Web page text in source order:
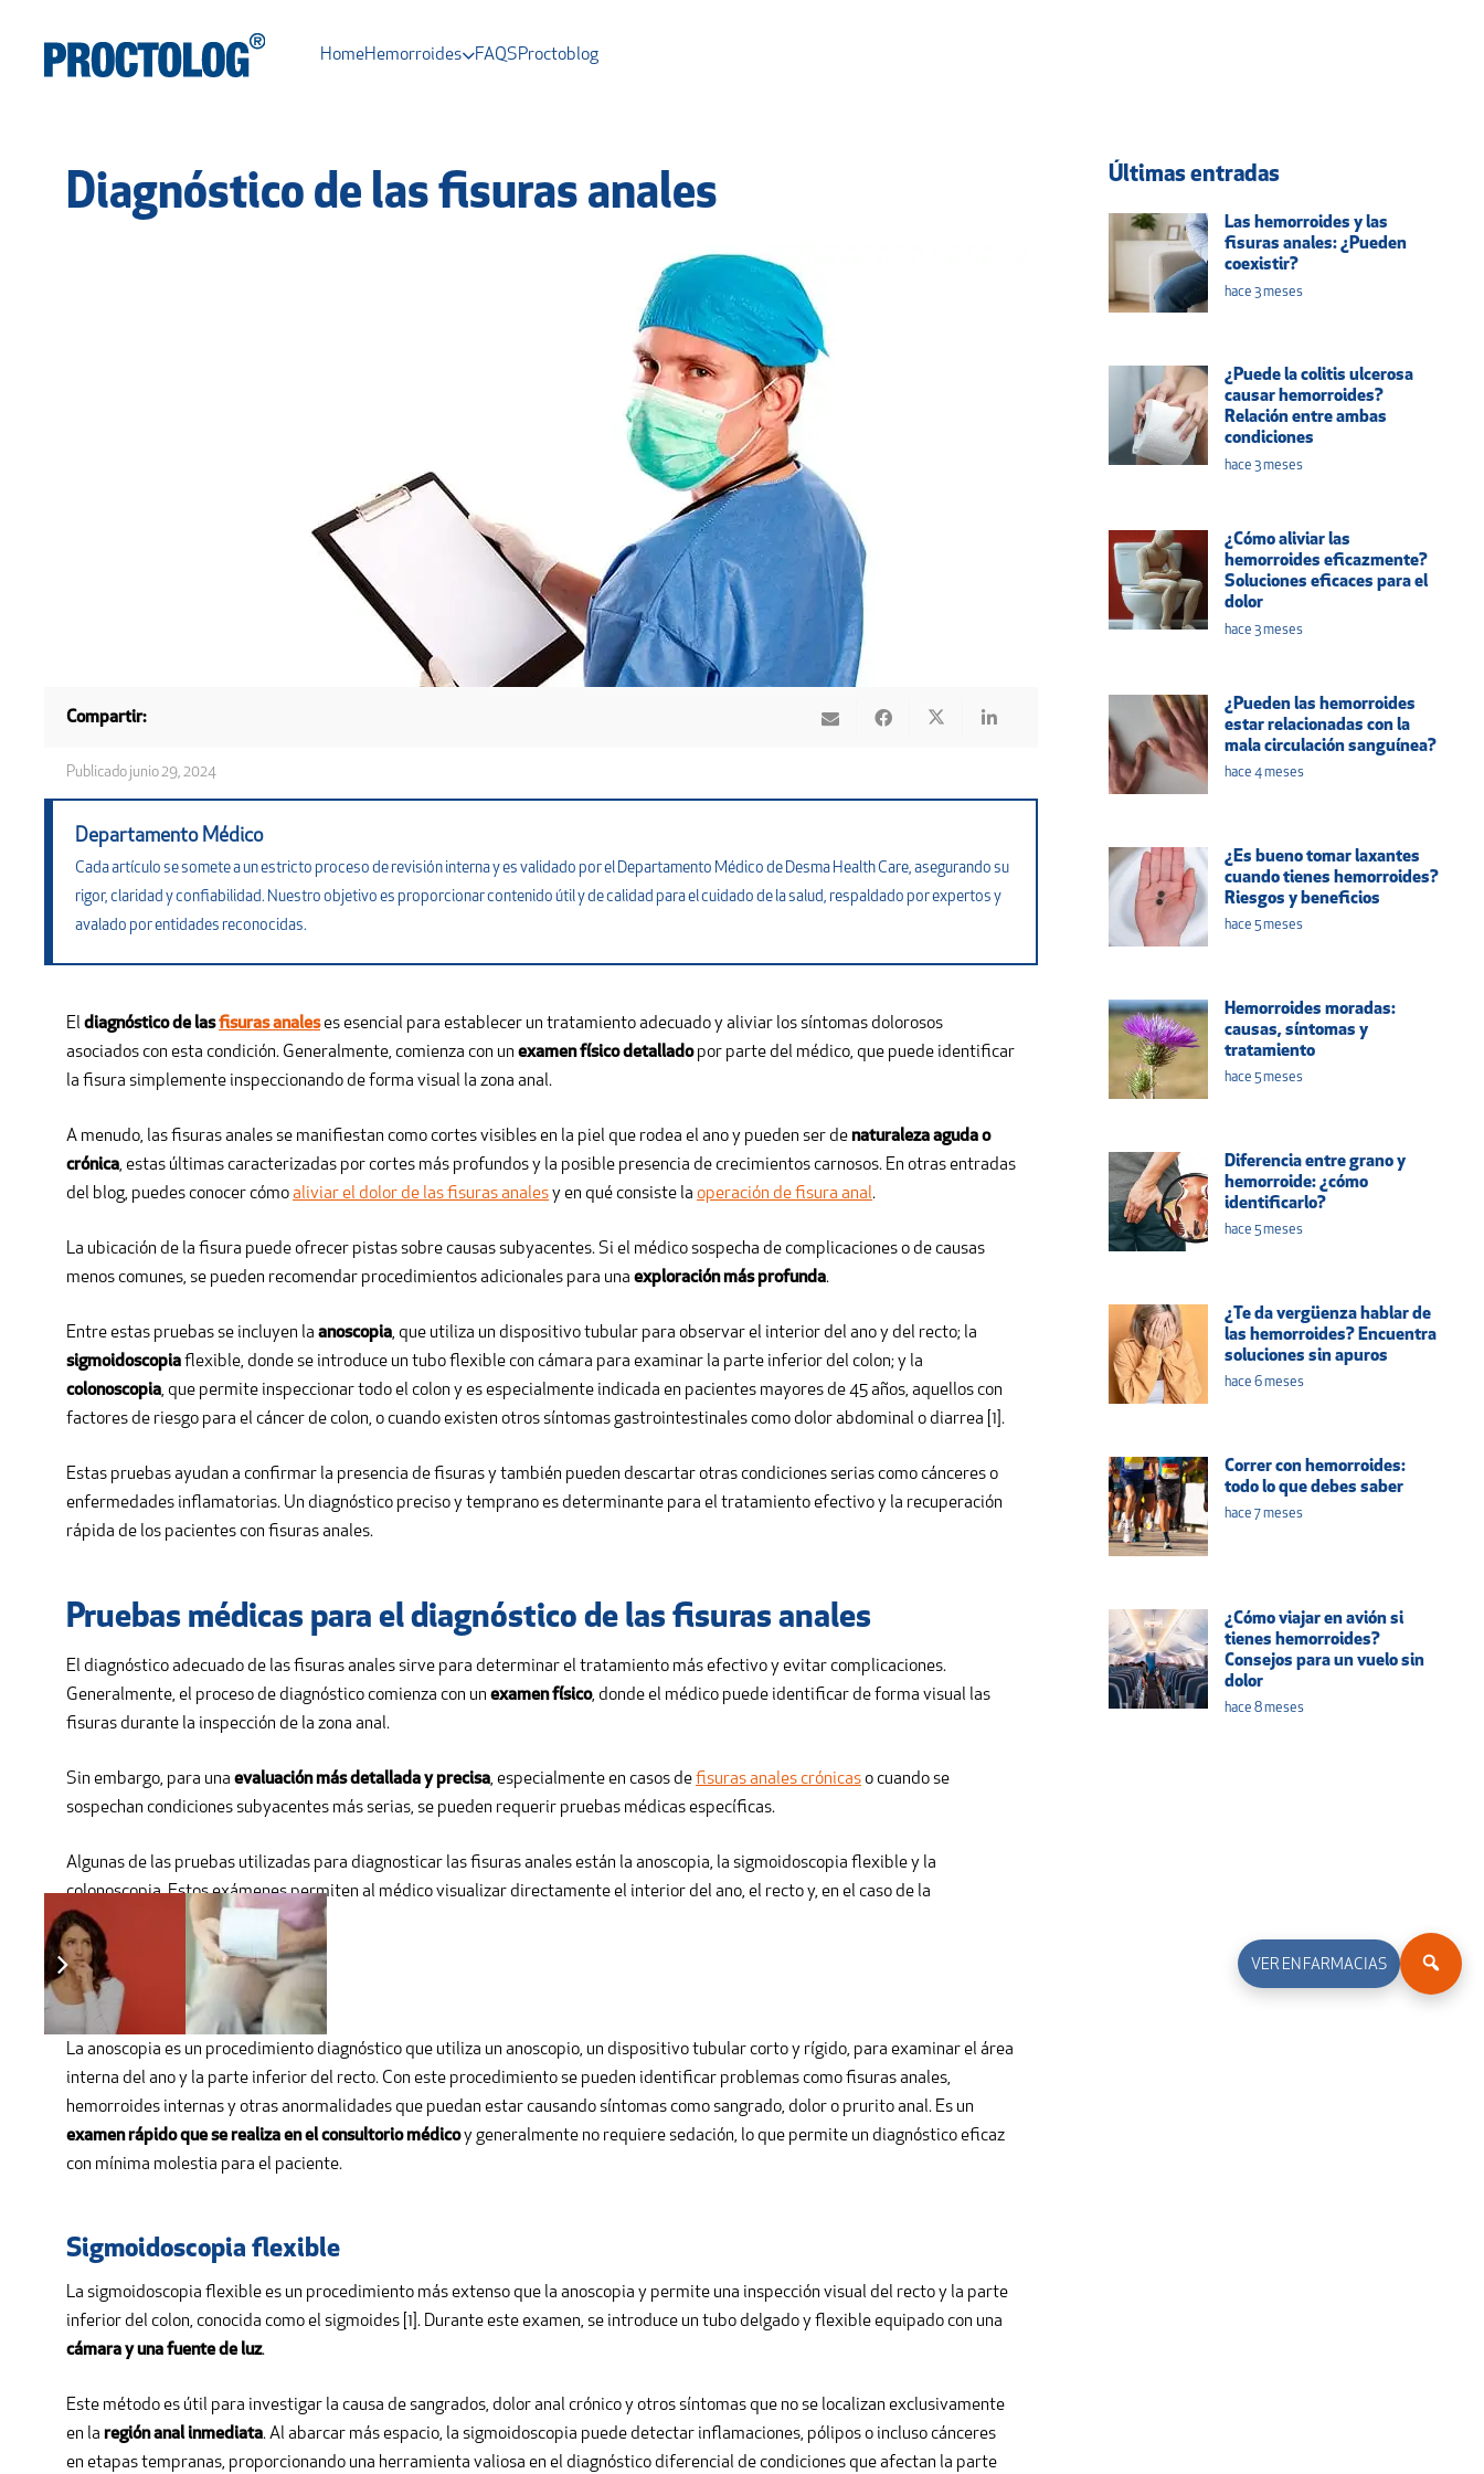
HomeHemorroides FAQSProctoblog
Diagnóstico de las fisuras anales
Compartir:
Publicado junio 29, 2024
Departamento Médico
Cada artículo se somete a un estricto proceso de revisión interna y es validado por el Departamento Médico de Desma Health Care, asegurando su
rigor, claridad y confiabilidad. Nuestro objetivo es proporcionar contenido útil y de calidad para el cuidado de la salud, respaldado por expertos y
avalado por entidades reconocidas.
El diagnóstico de lasfisuras analeses esencial para establecer un tratamiento adecuado y aliviar los síntomas dolorosos
asociados con esta condición. Generalmente, comienza con un examen físico detalladopor parte del médico, que puede identificar
la fisura simplemente inspeccionando de forma visual la zona anal.
A menudo, las fisuras anales se manifiestan como cortes visibles en la piel que rodea el ano y pueden ser denaturaleza aguda o
crónica, estas últimas caracterizadas por cortes más profundos y la posible presencia de crecimientos carnosos. En otras entradas
del blog, puedes conocer cómoaliviar el dolor de las fisuras analesy en qué consiste la operación de fisura anal.
La ubicación de la fisura puede ofrecer pistas sobre causas subyacentes. Si el médico sospecha de complicaciones o de causas
menos comunes, se pueden recomendar procedimientos adicionales para una exploración más profunda.
Entre estas pruebas se incluyen la anoscopia, que utiliza un dispositivo tubular para observar el interior del ano y del recto; la
sigmoidoscopiaflexible, donde se introduce un tubo flexible con cámara para examinar la parte inferior del colon; y la
colonoscopia, que permite inspeccionar todo el colon y es especialmente indicada en pacientes mayores de 45 años, aquellos con
factores de riesgo para el cáncer de colon, o cuando existen otros síntomas gastrointestinales como dolor abdominal o diarrea [1].
Estas pruebas ayudan a confirmar la presencia de fisuras y también pueden descartar otras condiciones serias como cánceres o
enfermedades inflamatorias. Un diagnóstico preciso y temprano es determinante para el tratamiento efectivo y la recuperación
rápida de los pacientes con fisuras anales.
Pruebas médicas para el diagnóstico de las fisuras anales
El diagnóstico adecuado de las fisuras anales sirve para determinar el tratamiento más efectivo y evitar complicaciones.
Generalmente, el proceso de diagnóstico comienza con un examen físico, donde el médico puede identificar de forma visual las
fisuras durante la inspección de la zona anal.
Sin embargo, para una evaluación más detallada y precisa, especialmente en casos defisuras anales crónicas o cuando se
sospechan condiciones subyacentes más serias, se pueden requerir pruebas médicas específicas.
Algunas de las pruebas utilizadas para diagnosticar las fisuras anales están la anoscopia, la sigmoidoscopia flexible y la
colonoscopia. Estos exámenes permiten al médico visualizar directamente el interior del ano, el recto y, en el caso de la
colonoscopia, todo el colon.
Anoscopia
La anoscopia es un procedimiento diagnóstico que utiliza un anoscopio, un dispositivo tubular corto y rígido, para examinar el área
interna del ano y la parte inferior del recto. Con este procedimiento se pueden identificar problemas como fisuras anales,
hemorroides internas y otras anormalidades que puedan estar causando síntomas como sangrado, dolor o prurito anal. Es un
examen rápido que se realiza en el consultorio médicoy generalmente no requiere sedación, lo que permite un diagnóstico eficaz
con mínima molestia para el paciente.
Sigmoidoscopia flexible
La sigmoidoscopia flexible es un procedimiento más extenso que la anoscopia y permite una inspección visual del recto y la parte
inferior del colon, conocida como el sigmoides [1]. Durante este examen, se introduce un tubo delgado y flexible equipado con una
cámara y una fuente de luz.
Este método es útil para investigar la causa de sangrados, dolor anal crónico y otros síntomas que no se localizan exclusivamente
en la región anal inmediata. Al abarcar más espacio, la sigmoidoscopia puede detectar inflamaciones, pólipos o incluso cánceres
en etapas tempranas, proporcionando una herramienta valiosa en el diagnóstico diferencial de condiciones que afectan la parte
Últimas entradas
Las hemorroides y las
fisuras anales: ¿Pueden
coexistir?
hace 3 meses
¿Puede la colitis ulcerosa
causar hemorroides?
Relación entre ambas
condiciones
hace 3 meses
¿Cómo aliviar las
hemorroides eficazmente?
Soluciones eficaces para el
dolor
hace 3 meses
¿Pueden las hemorroides
estar relacionadas con la
mala circulación sanguínea?
hace 4 meses
¿Es bueno tomar laxantes
cuando tienes hemorroides?
Riesgos y beneficios
hace 5 meses
Hemorroides moradas:
causas, síntomas y
tratamiento
hace 5 meses
Diferencia entre grano y
hemorroide: ¿cómo
identificarlo?
hace 5 meses
¿Te da vergüenza hablar de
las hemorroides? Encuentra
soluciones sin apuros
hace 6 meses
Correr con hemorroides:
todo lo que debes saber
hace 7 meses
¿Cómo viajar en avión si
tienes hemorroides?
Consejos para un vuelo sin
dolor
hace 8 meses
VER EN FARMACIAS